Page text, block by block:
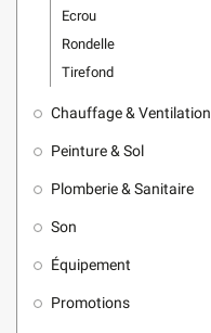
Ecrou
Rondelle
Tirefond
Chauffage & Ventilation
Peinture & Sol
Plomberie & Sanitaire
Son
Équipement
Promotions